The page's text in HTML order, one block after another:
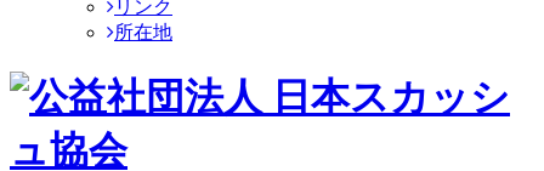
リンク
所在地